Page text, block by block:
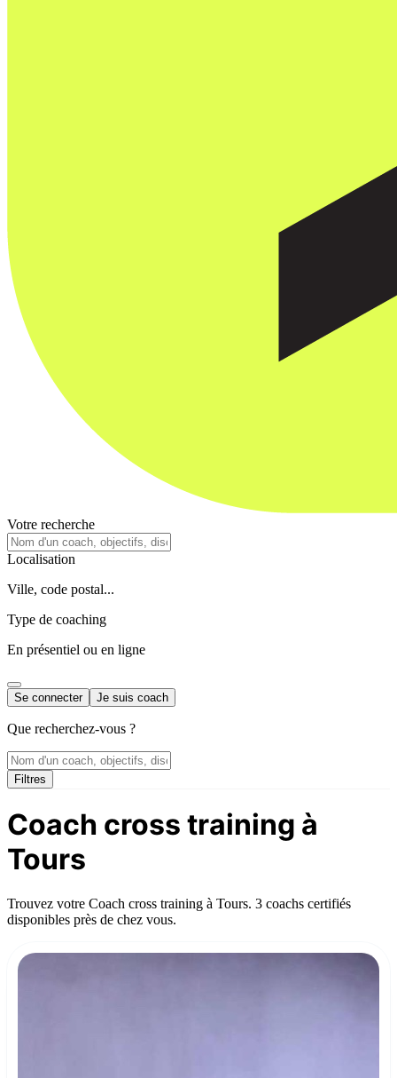
Votre recherche
Localisation
Ville, code postal...
Type de coaching
En présentiel ou en ligne
Se connecter Je suis coach
Que recherchez-vous ?
Filtres
Coach cross training à
Tours
Trouvez votre Coach cross training à Tours. 3 coachs certifiés
disponibles près de chez vous.